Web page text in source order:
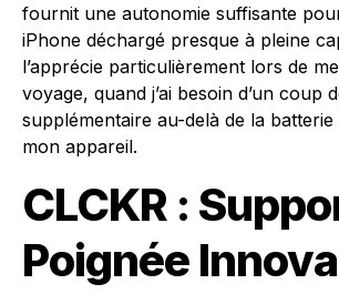
fournit une autonomie suffisante
iPhone déchargé presque à pleine
l’apprécie particulièrement lors de
voyage, quand j’ai besoin d’un coup
supplémentaire au-delà de la batterie
mon appareil.
CLCKR :
Poignée